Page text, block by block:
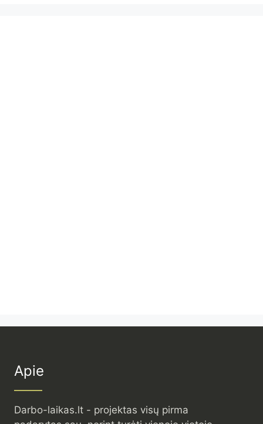
Apie
Darbo-laikas.lt - projektas visų pirma